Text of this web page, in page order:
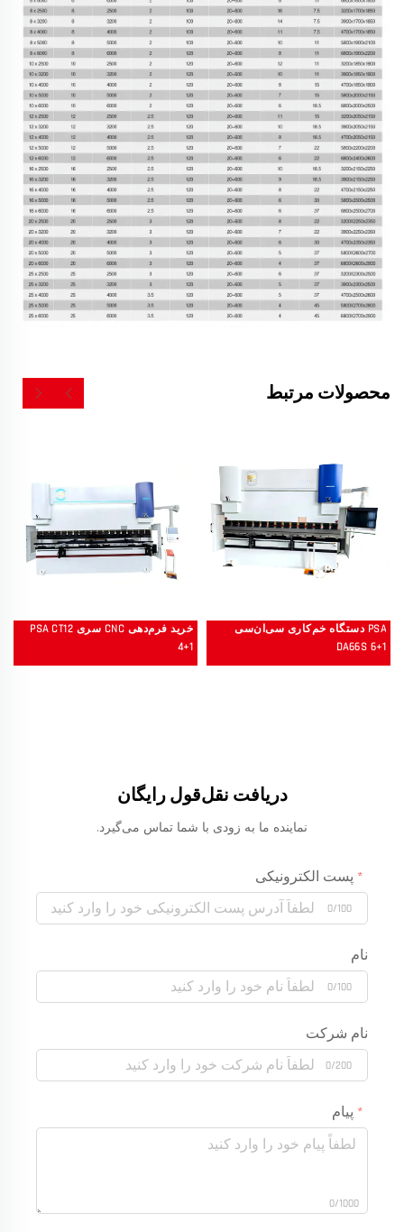
محصولات مرتبط
PSA دستگاه خم‌کاری سی‌ان‌سی
DA66S 6+1
خرید فرم‌دهی CNC سری PSA CT12
4+1
دریافت نقل‌قول رایگان
نماینده ما به زودی با شما تماس می‌گیرد.
پست الکترونیکی
0/100
نام
0/100
نام شرکت
0/200
پیام
0/1000